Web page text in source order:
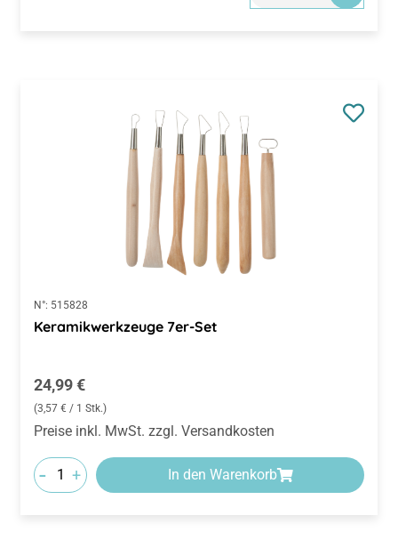
N°: 515828
Keramikwerkzeuge 7er-Set
Regulärer Preis:
24,99 €
(3,57 € / 1 Stk.)
Preise inkl. MwSt. zzgl. Versandkosten
- + In den Warenkorb